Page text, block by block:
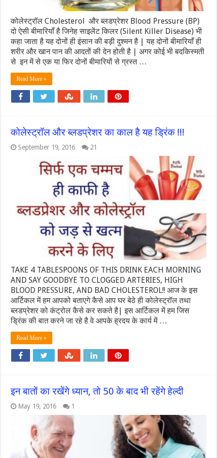
कोलेस्ट्रॉल Cholesterol और ब्लडप्रेशर Blood Pressure (BP)
दो ऐसी बीमारियाँ है जिनेह साइलेंट किलर (Silent Killer Disease) भी
कहा जाता है यह दोनों ही इंसान की बड़ी दुश्मन है | यह दोनों बीमारियाँ ही
शरीर और खान पान की आदतों की देन होती है | अगर कोई भी बदकिस्मती
से इन में से एक या फिर दोनों बीमारियों से ग्रस्त …
Read More »
कोलेस्ट्रॉल और ब्लडप्रेशर का काल है यह ड्रिंक !!!
September 19, 2016 21
TAKE 4 TABLESPOONS OF THIS DRINK EACH MORNING
AND SAY GOODBYE TO CLOGGED ARTERIES, HIGH
BLOOD PRESSURE, AND BAD CHOLESTEROL!! आज के इस
आर्टिकल में हम आपको बताएगे कैसे आप घर बेठे ही कोलेस्ट्रॉल तथा
ब्लडप्रेशर को कंट्रोल कैसे कर सकते है| इस आर्टिकल में हम जिस
ड्रिंक की बात करने जा रहे है वे आपके ह्रदय के कार्य में …
Read More »
इन बातों का रखेंगे ध्यान, तो 50 के बाद भी रहेंगे हेल्दी
May 19, 2016 1